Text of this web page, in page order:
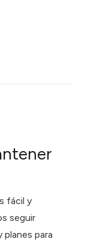
fácil y
seguir
para